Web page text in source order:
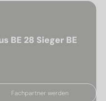
BE 28 Sieger BE
Fachpartner werden